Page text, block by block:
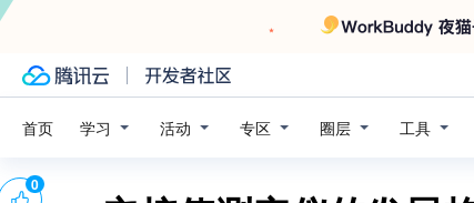
首页 学习 活动 专区 圈层 工具
0